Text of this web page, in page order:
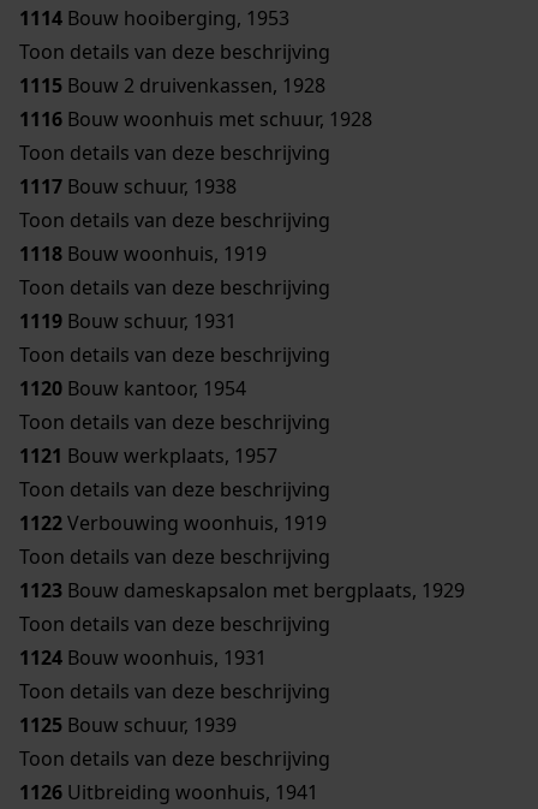
1114 Bouw hooiberging, 1953
Toon details van deze beschrijving
1115 Bouw 2 druivenkassen, 1928
1116 Bouw woonhuis met schuur, 1928
Toon details van deze beschrijving
1117 Bouw schuur, 1938
Toon details van deze beschrijving
1118 Bouw woonhuis, 1919
Toon details van deze beschrijving
1119 Bouw schuur, 1931
Toon details van deze beschrijving
1120 Bouw kantoor, 1954
Toon details van deze beschrijving
1121 Bouw werkplaats, 1957
Toon details van deze beschrijving
1122Verbouwing woonhuis, 1919
Toon details van deze beschrijving
1123 Bouw dameskapsalon met bergplaats, 1929
Toon details van deze beschrijving
1124 Bouw woonhuis, 1931
Toon details van deze beschrijving
1125 Bouw schuur, 1939
Toon details van deze beschrijving
1126 Uitbreiding woonhuis, 1941